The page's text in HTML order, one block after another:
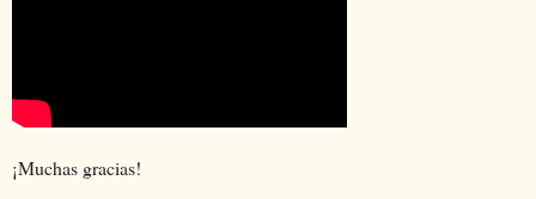
¡Muchas gracias!